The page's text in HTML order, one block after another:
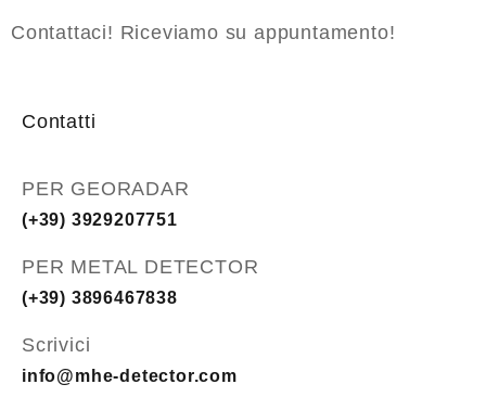
Contattaci! Riceviamo su appuntamento!
Contatti
PER GEORADAR
(+39) 3929207751
PER METAL DETECTOR
(+39) 3896467838
Scrivici
info@mhe-detector.com